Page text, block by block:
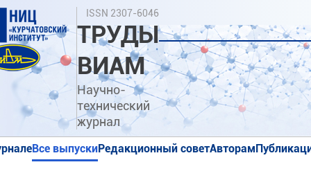
Перейти
основному
содержанию
ISSN 2307-6046
ТРУДЫ
ВИАМ
Научно-
технический
журнал
Поиск
Все выпускиРедакционный советАвторам